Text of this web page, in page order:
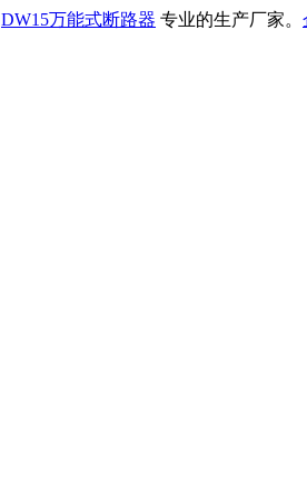
DW15万能式断路器 专业的生产厂家。